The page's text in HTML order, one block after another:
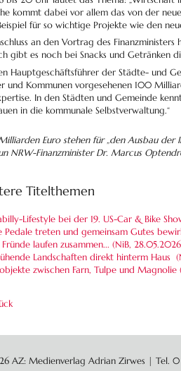
kommt dabei vor allem das von der
für so wichtige Projekte wie den
an den Vortrag des
gibt es noch bei Snacks und Getränken
Hauptgeschäftsführer der Städte- und
und Kommunen vorgesehenen 100
In den Städten und Gemeinde
in die kommunale Selbstverwaltung.“
Euro stehen für „den Ausbau
NRW-Finanzminister Dr. Marcus
Titelthemen
Lifestyle bei der 19. US-Car & Bike
Pedale treten und gemeinsam Gutes
Fründe laufen zusammen... (NiB, 28.05.2026
Landschaften direkt hinterm Haus
zwischen Farn, Tulpe und Magnolie
AZ: Medienverlag Adrian Zirwes | Tel. 0